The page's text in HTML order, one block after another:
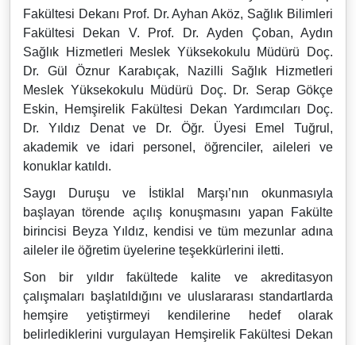
Fakültesi Dekanı Prof. Dr. Ayhan Aköz, Sağlık Bilimleri
Fakültesi Dekan V. Prof. Dr. Ayden Çoban, Aydın
Sağlık Hizmetleri Meslek Yüksekokulu Müdürü Doç.
Dr. Gül Öznur Karabıçak, Nazilli Sağlık Hizmetleri
Meslek Yüksekokulu Müdürü Doç. Dr. Serap Gökçe
Eskin, Hemşirelik Fakültesi Dekan Yardımcıları Doç.
Dr. Yıldız Denat ve Dr. Öğr. Üyesi Emel Tuğrul,
akademik ve idari personel, öğrenciler, aileleri ve
konuklar katıldı.
Saygı Duruşu ve İstiklal Marşı’nın okunmasıyla
başlayan törende açılış konuşmasını yapan Fakülte
birincisi Beyza Yıldız, kendisi ve tüm mezunlar adına
aileler ile öğretim üyelerine teşekkürlerini iletti.
Son bir yıldır fakültede kalite ve akreditasyon
çalışmaları başlatıldığını ve uluslararası standartlarda
hemşire yetiştirmeyi kendilerine hedef olarak
belirlediklerini vurgulayan Hemşirelik Fakültesi Dekan